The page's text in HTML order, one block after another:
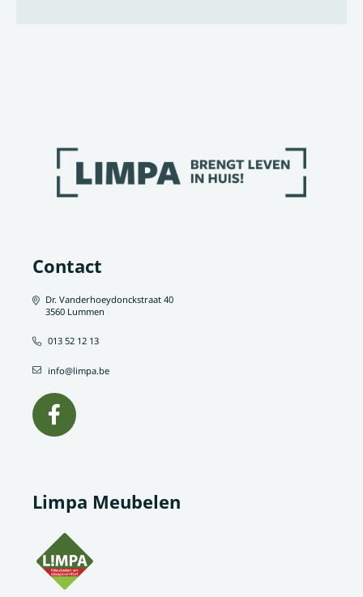
Limpa Meubelen
Contact
Dr. Vanderhoeydonckstraat 40
3560 Lummen
013 52 12 13
info@limpa.be